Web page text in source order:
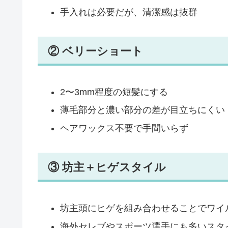
手入れは必要だが、清潔感は抜群
② ベリーショート
2〜3mm程度の短髪にする
薄毛部分と濃い部分の差が目立ちにくい
ヘアワックス不要で手間いらず
③ 坊主＋ヒゲスタイル
坊主頭にヒゲを組み合わせることでワイ